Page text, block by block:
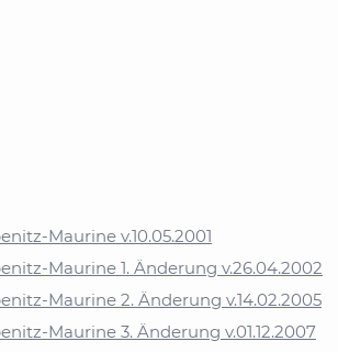
Maurine v.10.05.2001
Maurine 1. Änderung v.26.04.2002
Maurine 2. Änderung v.14.02.2005
Maurine 3. Änderung v.01.12.2007